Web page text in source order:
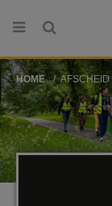
HOME AFSCHEID